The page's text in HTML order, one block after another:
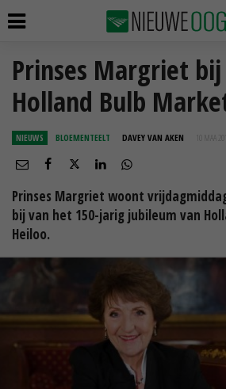
Prinses Margriet
Holland Bulb
NIEUWS BLOEMENTEELT DAVEY VAN AKEN 10 MAA
Prinses Margriet woont
bij van het 150-jarig jubileum van
Heiloo.